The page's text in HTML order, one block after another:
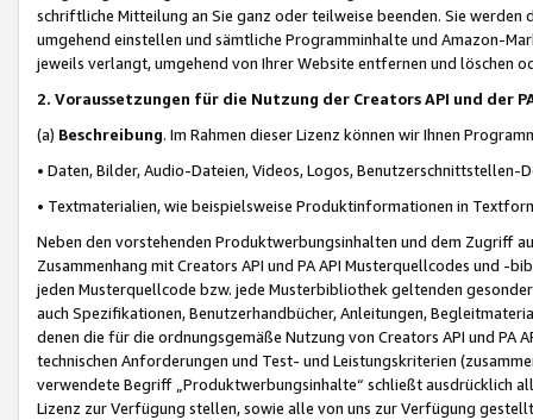
schriftliche Mitteilung an Sie ganz oder teilweise beenden. Sie werden
umgehend einstellen und sämtliche Programminhalte und Amazon-
jeweils verlangt, umgehend von Ihrer Website entfernen und löschen
2. Voraussetzungen für die Nutzung der Creators API und der
(a) Beschreibung. Im Rahmen dieser Lizenz können wir Ihnen
• Daten, Bilder, Audio-Dateien, Videos, Logos, Benutzerschnittstellen-
• Textmaterialien, wie beispielsweise Produktinformationen in
Neben den vorstehenden Produktwerbungsinhalten und dem Zugriff
Zusammenhang mit Creators API und PA API Musterquellcodes und
jeden Musterquellcode bzw. jede Musterbibliothek geltenden
auch Spezifikationen, Benutzerhandbücher, Anleitungen,
denen die für die ordnungsgemäße Nutzung von Creators API und PA
technischen Anforderungen und Test- und Leistungskriterien
verwendete Begriff „Produktwerbungsinhalte“ schließt ausdrücklich
Lizenz zur Verfügung stellen, sowie alle von uns zur Verfügung